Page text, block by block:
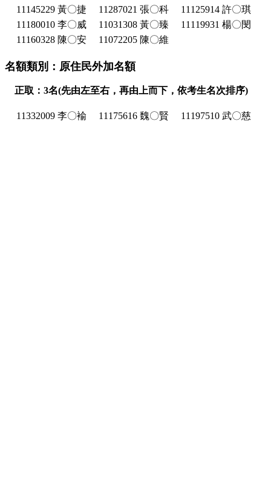
11145229 黃〇捷
11287021 張〇科
11125914 許〇琪
11180010 李〇威
11031308 黃〇臻
11119931 楊〇閔
11160328 陳〇安
11072205 陳〇維
名額類別：原住民外加名額
正取：3名(先由左至右，再由上而下，依考生名次排序)
11332009 李〇褕 11175616 魏〇賢 11197510 武〇慈